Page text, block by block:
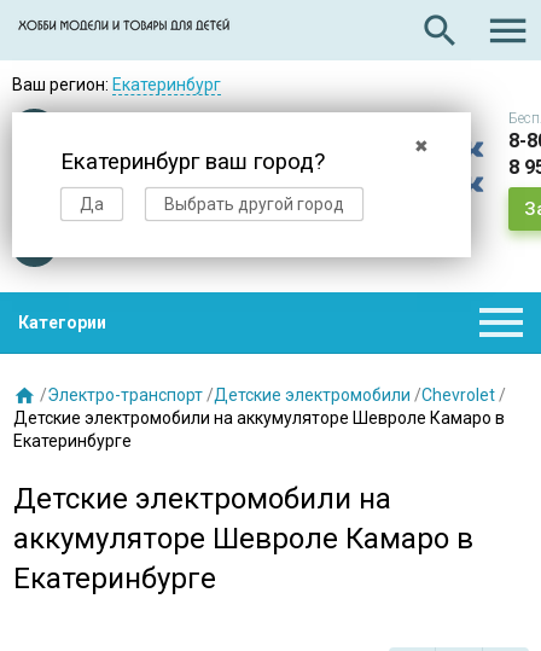
search 
Ваш регион: Екатеринбург
✖
Екатеринбург ваш город?
Да Выбрать другой город
Доставкав день заказа
8-
8
Категории 
 /Электро-транспорт /Детские электромобили /Chevrolet /
Детские электромобили на аккумуляторе Шевроле Камаро в
Екатеринбурге
Детские электромобили на
аккумуляторе Шевроле Камаро в
Екатеринбурге